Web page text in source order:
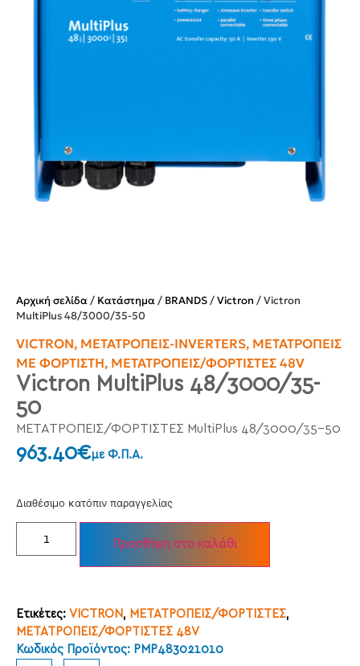
Αρχική σελίδα/ Κατάστημα/ BRANDS/Victron / Victron
MultiPlus 48/3000/35-50
VICTRON, ΜΕΤΑΤΡΟΠΕΊΣ-INVERTERS, ΜΕΤΑΤΡΟΠΕΊΣ
ΜΕ ΦΟΡΤΙΣΤΉ, ΜΕΤΑΤΡΟΠΕΊΣ/ΦΟΡΤΙΣΤΈΣ 48V
Victron MultiPlus 48/3000/35-
50
ΜΕΤΑΤΡΟΠΕΙΣ/ΦΟΡΤΙΣΤΕΣ MultiPlus 48/3000/35-50
963.40€με Φ.Π.Α.
Διαθέσιμο κατόπιν παραγγελίας
Προσθήκη στο καλάθι
Ετικέτες: VICTRON, ΜΕΤΑΤΡΟΠΕΙΣ/ΦΟΡΤΙΣΤΕΣ,
ΜΕΤΑΤΡΟΠΕΙΣ/ΦΟΡΤΙΣΤΕΣ 48V
Κωδικός Προϊόντος: PMP483021010